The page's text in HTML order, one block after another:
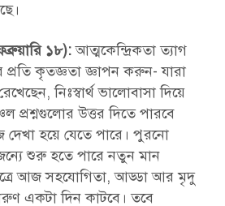
১৮):আত্মকেন্দ্রিকতা ত্যাগ
প্রতি কৃতজ্ঞতা জ্ঞাপন করুন- যারা
নিঃস্বার্থ ভালোবাসা দিয়ে
প্রশ্নগুলোর উত্তর দিতে পারবে
হয়ে যেতে পারে। পুরনো
জন্যে শুরু হতে পারে নতুন মান
আজ সহযোগিতা, আড্ডা আর মৃদু
একটা দিন কাটবে। তবে